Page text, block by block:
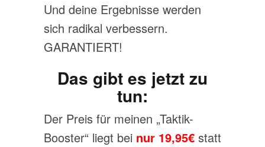
Und deine Ergebnisse werden
sich radikal verbessern.
GARANTIERT!
Das gibt es jetzt zu
tun:
Der Preis für meinen „Taktik-
Booster“ liegt bei nur 19,95€ statt